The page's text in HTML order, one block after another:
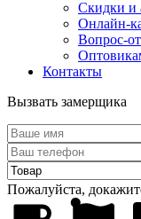
Скидки и
Онлайн-
Вопрос-
Контакты
Вызвать замерщика
Пожалуйста,